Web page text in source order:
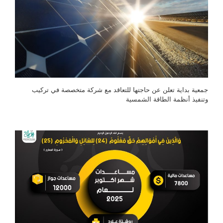
جمعية بداية تعلن عن حاجتها للتعاقد مع شركة متخصصة في تركيب
وتنفيذ أنظمة الطاقة الشمسية